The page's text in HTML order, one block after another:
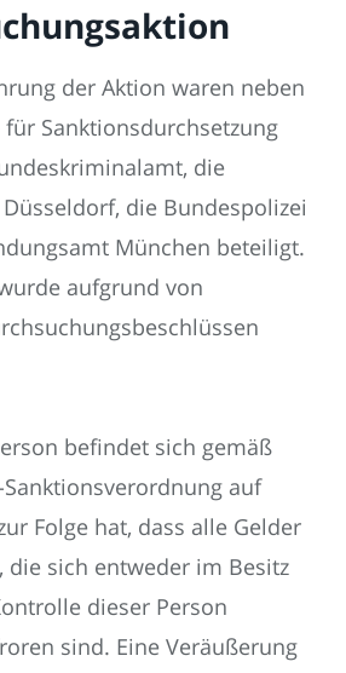
der Aktion waren neben
Sanktionsdurchsetzung
die
die Bundespolizei
München beteiligt.
aufgrund von
befindet sich gemäß
Sanktionsverordnung auf
Folge hat, dass alle Gelder
die sich entweder im Besitz
dieser Person
sind. Eine Veräußerung